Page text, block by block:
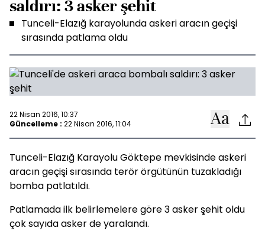
saldırı: 3 asker şehit
Tunceli-Elazığ karayolunda askeri aracın geçişi
sırasında patlama oldu
22 Nisan 2016, 10:37
Güncelleme : 22 Nisan 2016, 11:04
Tunceli-Elazığ Karayolu Göktepe mevkisinde askeri
aracın geçişi sırasında terör örgütünün tuzakladığı
bomba patlatıldı.
Patlamada ilk belirlemelere göre 3 asker şehit oldu
çok sayıda asker de yaralandı.